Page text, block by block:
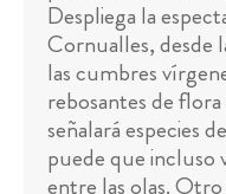
Despliega la
Cornualles, desde
las cumbres
rebosantes de
señalará especies
puede que incluso
entre las olas.